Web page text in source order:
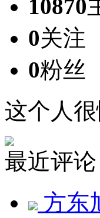
10870
0关注
0粉丝
这个人
最近评论
方东